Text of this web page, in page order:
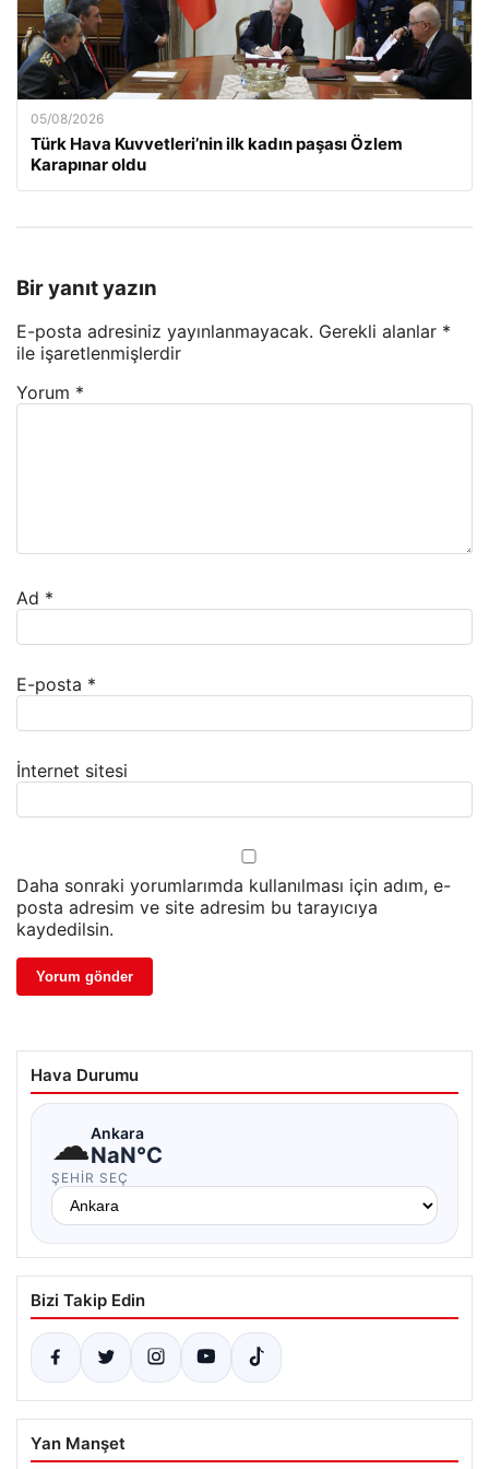
05/08/2026
Türk Hava Kuvvetleri’nin ilk kadın paşası Özlem
Karapınar oldu
Bir yanıt yazın
E-posta adresiniz yayınlanmayacak. Gerekli alanlar *
ile işaretlenmişlerdir
Yorum *
Ad *
E-posta *
İnternet sitesi
Daha sonraki yorumlarımda kullanılması için adım, e-
posta adresim ve site adresim bu tarayıcıya
kaydedilsin.
Hava Durumu
☁Ankara
NaN°C
ŞEHIR SEÇ
Bizi Takip Edin
Yan Manşet